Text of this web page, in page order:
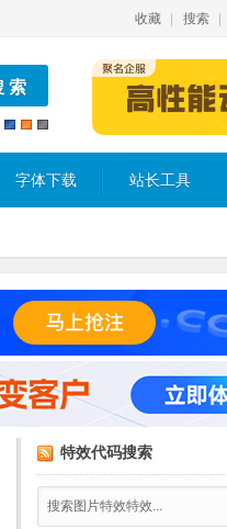
收藏 搜索
字体下载 站长工具
特效代码搜索